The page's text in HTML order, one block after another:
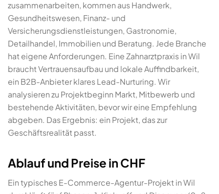
zusammenarbeiten, kommen aus Handwerk,
Gesundheitswesen, Finanz- und
Versicherungsdienstleistungen, Gastronomie,
Detailhandel, Immobilien und Beratung. Jede Branche
hat eigene Anforderungen. Eine Zahnarztpraxis in Wil
braucht Vertrauensaufbau und lokale Auffindbarkeit,
ein B2B-Anbieter klares Lead-Nurturing. Wir
analysieren zu Projektbeginn Markt, Mitbewerb und
bestehende Aktivitäten, bevor wir eine Empfehlung
abgeben. Das Ergebnis: ein Projekt, das zur
Geschäftsrealität passt.
Ablauf und Preise in CHF
Ein typisches E-Commerce-Agentur-Projekt in Wil